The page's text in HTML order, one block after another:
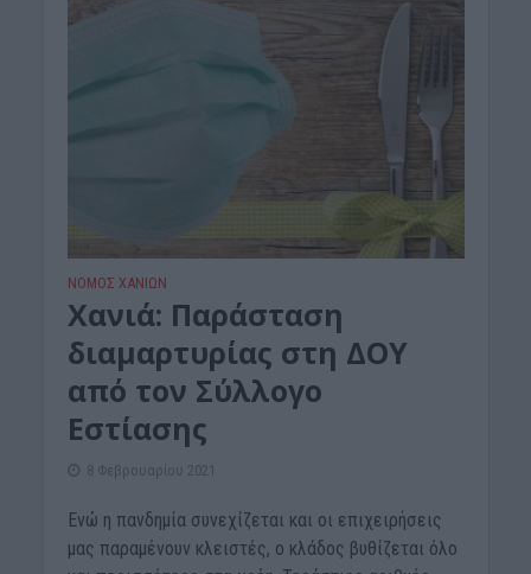
ΝΟΜΌΣ ΧΑΝΊΩΝ
Χανιά: Παράσταση
διαμαρτυρίας στη ΔΟΥ
από τον Σύλλογο
Εστίασης
8 Φεβρουαρίου 2021
Ενώ η πανδημία συνεχίζεται και οι επιχειρήσεις
μας παραμένουν κλειστές, ο κλάδος βυθίζεται όλο